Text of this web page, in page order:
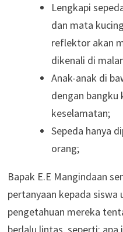
Lengkapi
dan mata
reflektor akan
dikenali di
Anak-anak di
dengan bangku
keselamatan;
Sepeda hanya
orang;
Bapak E.E Mangindaan
pertanyaan kepada
pengetahuan mereka